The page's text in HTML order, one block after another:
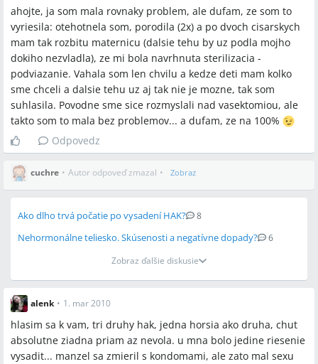
ahojte, ja som mala rovnaky problem, ale dufam, ze som to
vyriesila: otehotnela som, porodila (2x) a po dvoch cisarskych
mam tak rozbitu maternicu (dalsie tehu by uz podla mojho
dokiho nezvladla), ze mi bola navrhnuta sterilizacia -
podviazanie. Vahala som len chvilu a kedze deti mam kolko
sme chceli a dalsie tehu uz aj tak nie je mozne, tak som
suhlasila. Povodne sme sice rozmyslali nad vasektomiou, ale
takto som to mala bez problemov... a dufam, ze na 100%
Odpovedz
cuchre • Autor odpoveď zmazal • Zobraz
Ako dlho trvá počatie po vysadení HAK? 8
Nehormonálne teliesko. Skúsenosti a negatívne dopady?
6
Zobraz ďalšie diskusie
alenk • 1. mar 2010
hlasim sa k vam, tri druhy hak, jedna horsia ako druha, chut
absolutne ziadna priam az nevola. u mna bolo jedine riesenie
vysadit... manzel sa zmieril s kondomami, ale zato mal sexu